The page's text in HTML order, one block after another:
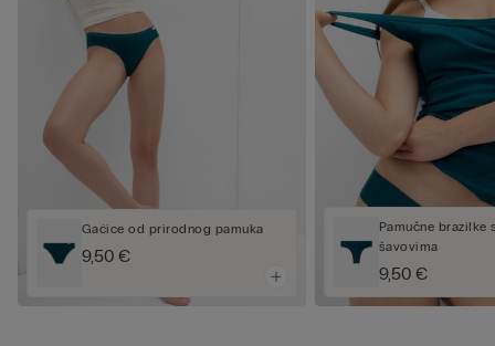
Gaćice od prirodnog pamuka
9,50 €
Pamučne brazilke
šavovima
9,50 €